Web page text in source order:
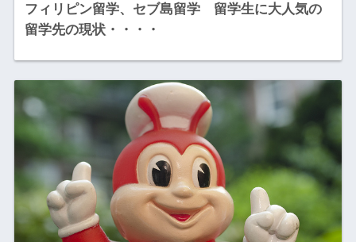
フィリピン留学、セブ島留学 留学生に大人気の
留学先の現状・・・・